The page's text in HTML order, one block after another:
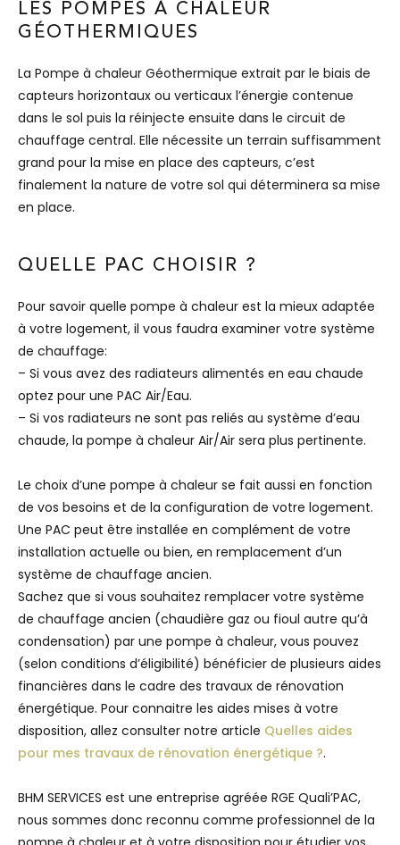
LES POMPES À CHALEUR
GÉOTHERMIQUES
La Pompe à chaleur Géothermique extrait par le biais de
capteurs horizontaux ou verticaux l’énergie contenue
dans le sol puis la réinjecte ensuite dans le circuit de
chauffage central. Elle nécessite un terrain suffisamment
grand pour la mise en place des capteurs, c’est
finalement la nature de votre sol qui déterminera sa mise
en place.
QUELLE PAC CHOISIR ?
Pour savoir quelle pompe à chaleur est la mieux adaptée
à votre logement, il vous faudra examiner votre système
de chauffage:
– Si vous avez des radiateurs alimentés en eau chaude
optez pour une PAC Air/Eau.
– Si vos radiateurs ne sont pas reliés au système d’eau
chaude, la pompe à chaleur Air/Air sera plus pertinente.
Le choix d’une pompe à chaleur se fait aussi en fonction
de vos besoins et de la configuration de votre logement.
Une PAC peut être installée en complément de votre
installation actuelle ou bien, en remplacement d’un
système de chauffage ancien.
Sachez que si vous souhaitez remplacer votre système
de chauffage ancien (chaudière gaz ou fioul autre qu’à
condensation) par une pompe à chaleur, vous pouvez
(selon conditions d’éligibilité) bénéficier de plusieurs aides
financières dans le cadre des travaux de rénovation
énergétique. Pour connaitre les aides mises à votre
disposition, allez consulter notre article Quelles aides
pour mes travaux de rénovation énergétique ?.
BHM SERVICES est une entreprise agréée RGE Quali’PAC,
nous sommes donc reconnu comme professionnel de la